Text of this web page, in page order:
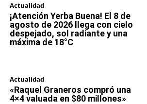
Actualidad
¡Atención Yerba Buena! El 8 de
agosto de 2026 llega con cielo
despejado, sol radiante y una
máxima de 18°C
Actualidad
«Raquel Graneros compró una
4×4 valuada en $80 millones»